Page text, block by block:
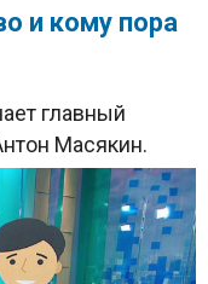
и кому пора
главный
Масякин.